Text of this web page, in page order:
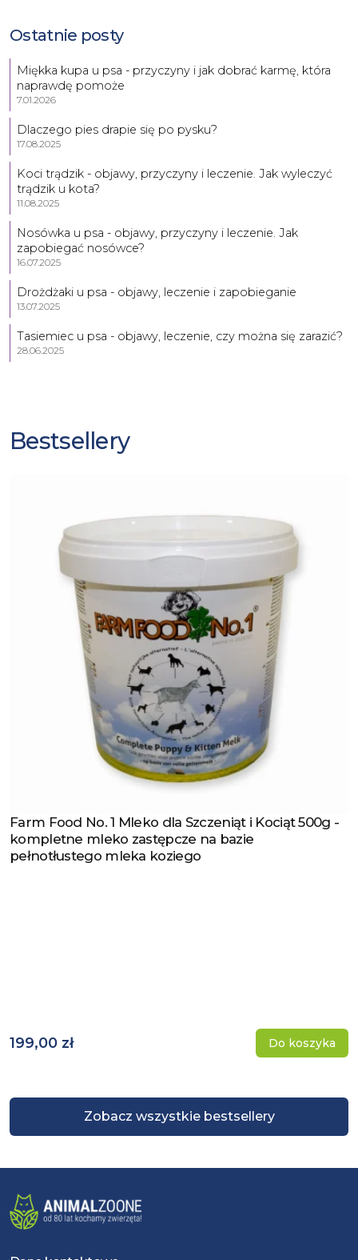
Ostatnie posty
Miękka kupa u psa - przyczyny i jak dobrać karmę, która
naprawdę pomoże
7.01.2026
Dlaczego pies drapie się po pysku?
17.08.2025
Koci trądzik - objawy, przyczyny i leczenie. Jak wyleczyć
trądzik u kota?
11.08.2025
Nosówka u psa - objawy, przyczyny i leczenie. Jak
zapobiegać nosówce?
16.07.2025
Drożdżaki u psa - objawy, leczenie i zapobieganie
13.07.2025
Tasiemiec u psa - objawy, leczenie, czy można się zarazić?
28.06.2025
Bestsellery
Zobacz wszystkie bestsellery
Zobacz produkt
Farm Food No. 1 Mleko dla Szczeniąt i Kociąt 500g -
kompletne mleko zastępcze na bazie
pełnotłustego mleka koziego
199,00 zł Do koszyka